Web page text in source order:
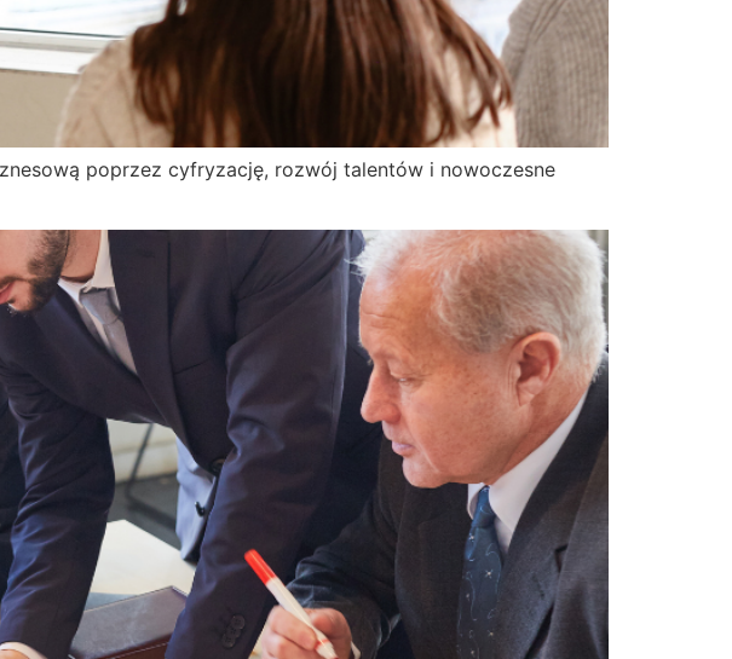
poprzez cyfryzację, rozwój talentów i nowoczesne